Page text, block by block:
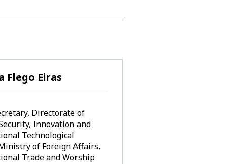
Flego Eiras
Directorate of
Innovation and
Technological
of Foreign Affairs,
Trade and Worship